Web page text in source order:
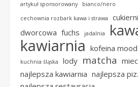
artykuł sponsorowany
bianco/nero
cechownia rozbark kawa i strawa
dworcowa fuchs jadalnia
kawiarnia kofeina mood
kuchnia śląska lody matcha
najlepsza kawiarnia najlepsza